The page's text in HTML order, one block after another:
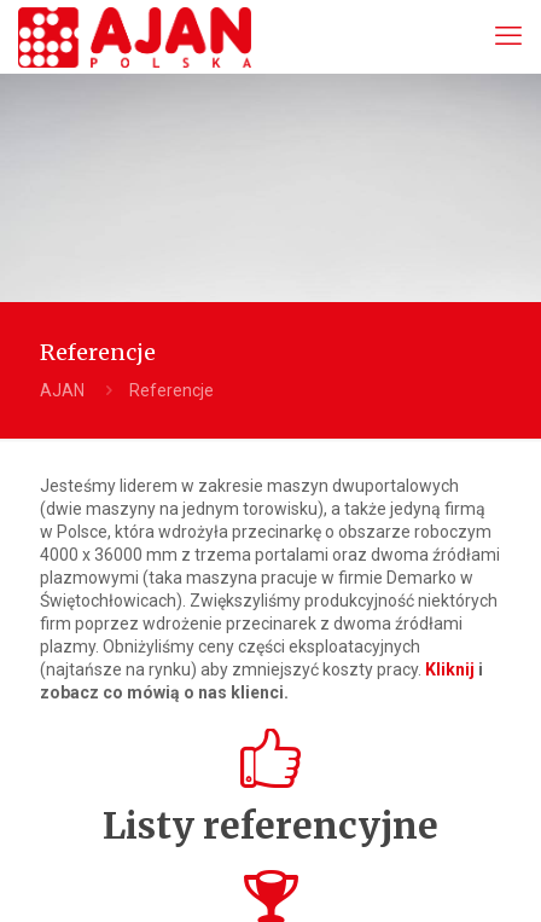
Referencje
AJAN Referencje
Jesteśmy liderem w zakresie maszyn dwuportalowych
(dwie maszyny na jednym torowisku), a także jedyną firmą
w Polsce, która wdrożyła przecinarkę o obszarze roboczym
4000 x 36000 mm z trzema portalami oraz dwoma źródłami
plazmowymi (taka maszyna pracuje w firmie Demarko w
Świętochłowicach). Zwiększyliśmy produkcyjność niektórych
firm poprzez wdrożenie przecinarek z dwoma źródłami
plazmy. Obniżyliśmy ceny części eksploatacyjnych
(najtańsze na rynku) aby zmniejszyć koszty pracy. Kliknij i
zobacz co mówią o nas klienci.
Listy referencyjne